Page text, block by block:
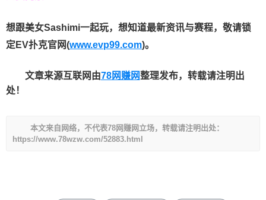
想跟美女Sashimi一起玩， 想知道最新资讯与赛程， 敬请锁
定EV扑克官网(www.evp99.com)。
文章来源互联网由78网赚网整理发布，转载请注明出
处！
本文来自网络，不代表78网赚网立场，转载请注明出处：
https://www.78wzw.com/52883.html